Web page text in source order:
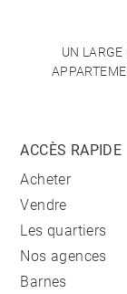
UN
ACCÈS RAPIDE
Acheter
Vendre
Les quartiers
Nos agences
Barnes